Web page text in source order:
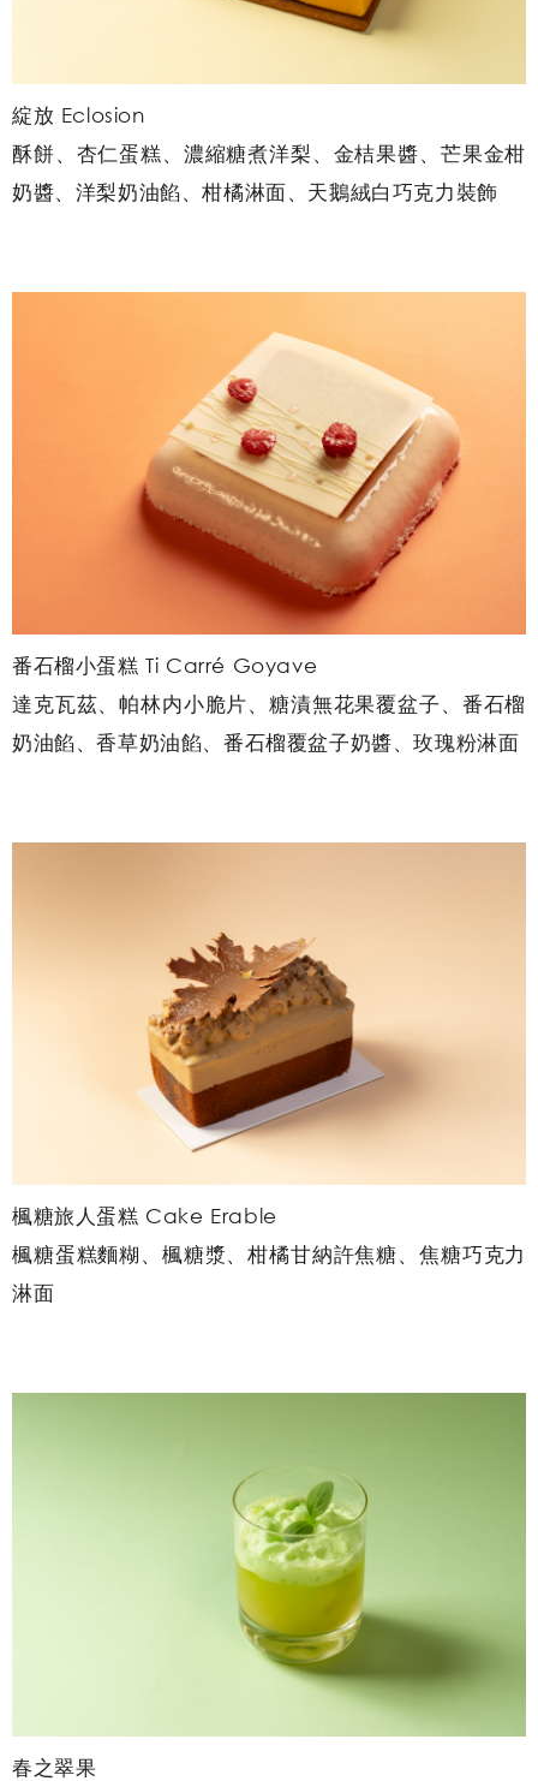
綻放 Eclosion
酥餅、杏仁蛋糕、濃縮糖煮洋梨、金桔果醬、芒果金柑
奶醬、洋梨奶油餡、柑橘淋面、天鵝絨白巧克力裝飾
番石榴小蛋糕 Ti Carré Goyave
達克瓦茲、帕林内小脆片、糖漬無花果覆盆子、番石榴
奶油餡、香草奶油餡、番石榴覆盆子奶醬、玫瑰粉淋面
楓糖旅人蛋糕 Cake Erable
楓糖蛋糕麵糊、楓糖漿、柑橘甘納許焦糖、焦糖巧克力
淋面
春之翠果